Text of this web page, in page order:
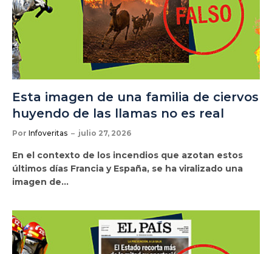
Esta imagen de una familia de ciervos
huyendo de las llamas no es real
Por Infoveritas julio 27, 2026
En el contexto de los incendios que azotan estos
últimos días Francia y España, se ha viralizado una
imagen de…